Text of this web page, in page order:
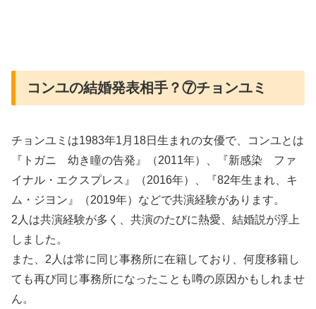
コンユの結婚発表相手？⑦チョンユミ
チョンユミは1983年1月18日生まれの女優で、コンユとは
『トガニ 幼き瞳の告発』（2011年）、『新感染 ファ
イナル・エクスプレス』（2016年）、『82年生まれ、キ
ム・ジヨン』（2019年）などで共演経験があります。
2人は共演経験が多く、共演のたびに熱愛、結婚説が浮上
しました。
また、2人は常に同じ事務所に在籍しており、何度移籍し
ても再び同じ事務所になったことも噂の原因かもしれませ
ん。